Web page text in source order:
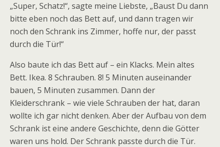
„Super, Schatz!“, sagte meine Liebste, „Baust Du dann
bitte eben noch das Bett auf, und dann tragen wir
noch den Schrank ins Zimmer, hoffe nur, der passt
durch die Tür!“
Also baute ich das Bett auf – ein Klacks. Mein altes
Bett. Ikea. 8 Schrauben. 8! 5 Minuten auseinander
bauen, 5 Minuten zusammen. Dann der
Kleiderschrank – wie viele Schrauben der hat, daran
wollte ich gar nicht denken. Aber der Aufbau von dem
Schrank ist eine andere Geschichte, denn die Götter
waren uns hold. Der Schrank passte durch die Tür.